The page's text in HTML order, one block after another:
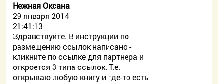
Нежная Оксана
29 января 2014
21:41:13
Здравствуйте. В инструкции по
размещению ссылок написано -
кликните по ссылке для партнера и
откроется 3 типа ссылок. Т.е.
открываю любую книгу и где-то есть